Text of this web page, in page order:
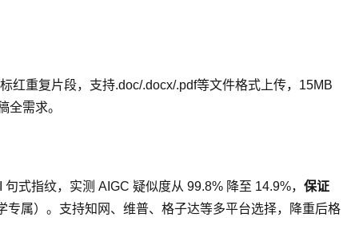
红重复片段，支持.doc/.docx/.pdf等文件格式上传，15MB
全需求。
式指纹，实测 AIGC 疑似度从 99.8% 降至 14.9%， 保证
属）。支持知网、维普、格子达等多平台选择，降重后格